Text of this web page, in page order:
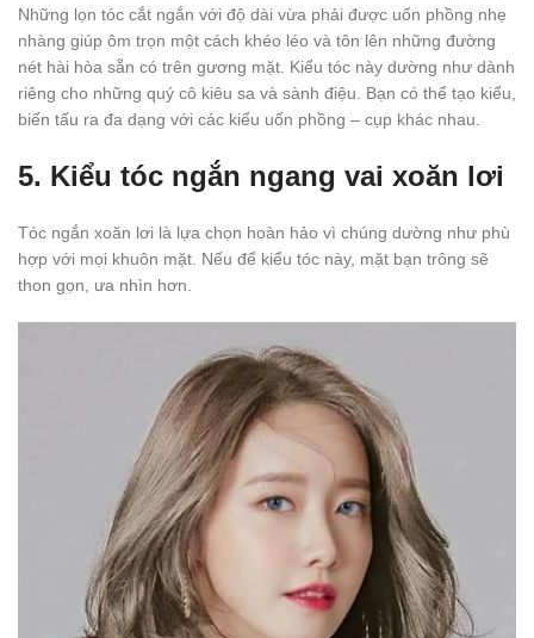
Những lọn tóc cắt ngắn với độ dài vừa phải được uốn phồng nhẹ
nhàng giúp ôm trọn một cách khéo léo và tôn lên những đường
nét hài hòa sẵn có trên gương mặt. Kiểu tóc này dường như dành
riêng cho những quý cô kiêu sa và sành điệu. Bạn có thể tạo kiểu,
biến tấu ra đa dạng với các kiểu uốn phồng – cụp khác nhau.
5. Kiểu tóc ngắn ngang vai xoăn lơi
Tóc ngắn xoăn lơi là lựa chọn hoàn hảo vì chúng dường như phù
hợp với mọi khuôn mặt. Nếu để kiểu tóc này, mặt bạn trông sẽ
thon gọn, ưa nhìn hơn.